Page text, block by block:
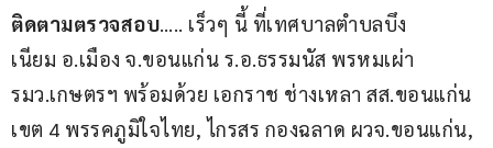
ติดตามตรวจสอบ….. เร็วๆ นี้ ที่เทศบาลตำบลบึง
เนียม อ.เมือง จ.ขอนแก่น ร.อ.ธรรมนัส พรหมเผ่า
รมว.เกษตรฯ พร้อมด้วย เอกราช ช่างเหลา สส.ขอนแก่น
เขต 4 พรรคภูมิใจไทย, ไกรสร กองฉลาด ผวจ.ขอนแก่น,